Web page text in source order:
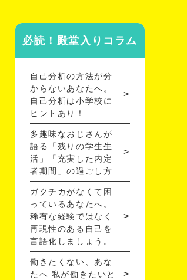
必読！殿堂入りコラム
自己分析の方法が分
からないあなたへ。
自己分析は小学校に
ヒントあり！
多趣味なおじさんが
語る「残りの学生生
活」「充実した内定
者期間」の過ごし方
ガクチカがなくて困
っているあなたへ。
稀有な経験ではなく
再現性のある自己を
言語化しましょう。
働きたくない、あな
たへ 私が働きたいと